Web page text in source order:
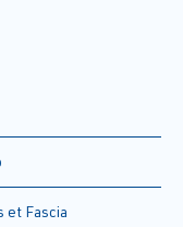
et Fascia